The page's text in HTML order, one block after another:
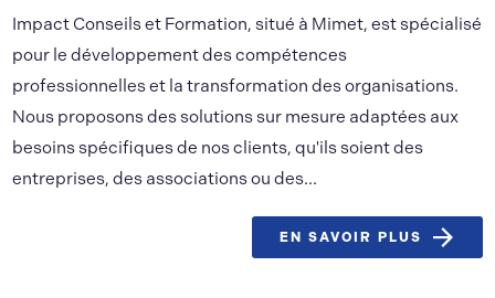
Impact Conseils et Formation, situé à Mimet, est spécialisé
pour le développement des compétences
professionnelles et la transformation des organisations.
Nous proposons des solutions sur mesure adaptées aux
besoins spécifiques de nos clients, qu'ils soient des
entreprises, des associations ou des...
EN SAVOIR PLUS